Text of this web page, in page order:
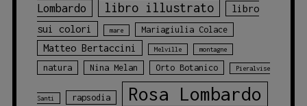
Lombardo
libro illustrato
libro
sui colori
mare Mariagiulia Colace
Matteo Bertaccini Melville montagne
natura Nina Melan Orto Botanico Pieralvise
Santi rapsodia Rosa Lombardo